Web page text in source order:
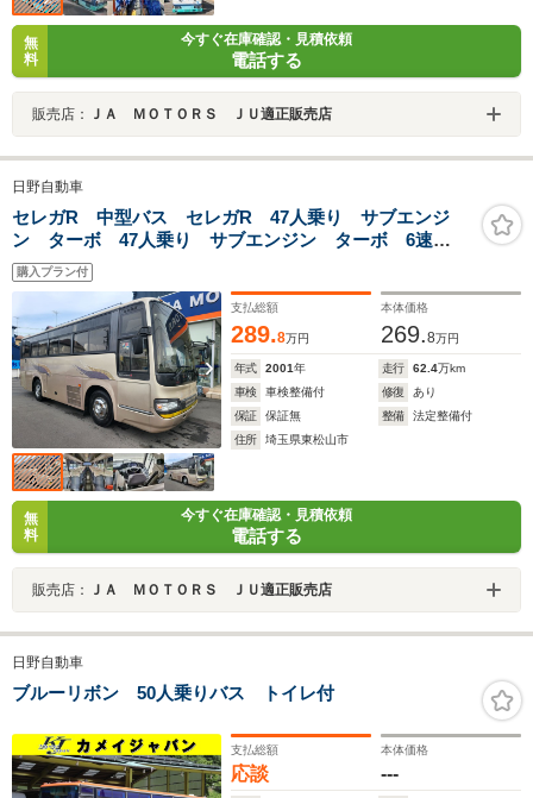
無
料
今すぐ在庫確認・見積依頼
電話する
販売店： ＪＡ ＭＯＴＯＲＳ ＪＵ適正販売店
日野自動車
セレガR 中型バス セレガR 47人乗り サブエンジ
ン ターボ 47人乗り サブエンジン ターボ 6速
MT 自動ドア エアサス Bカメラ 法定整備 車検1年
購入プラン付
支払総額
289.8万円
本体価格
269.8万円
年式 2001年 走行 62.4万km
車検
車検整備付 修復
あり
保証
保証無 整備
法定整備付
住所
埼玉県東松山市
無
料
今すぐ在庫確認・見積依頼
電話する
販売店： ＪＡ ＭＯＴＯＲＳ ＪＵ適正販売店
日野自動車
ブルーリボン 50人乗りバス トイレ付
支払総額
応談
本体価格
---